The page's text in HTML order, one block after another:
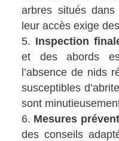
arbres situés
leur accès exige
Inspection
et des abords
l’absence de nids
susceptibles
sont
Mesures
des conseils